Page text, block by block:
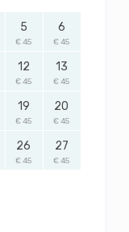
5
€ 45
6
€ 45
12
€ 45
13
€ 45
19
€ 45
20
€ 45
26
€ 45
27
€ 45